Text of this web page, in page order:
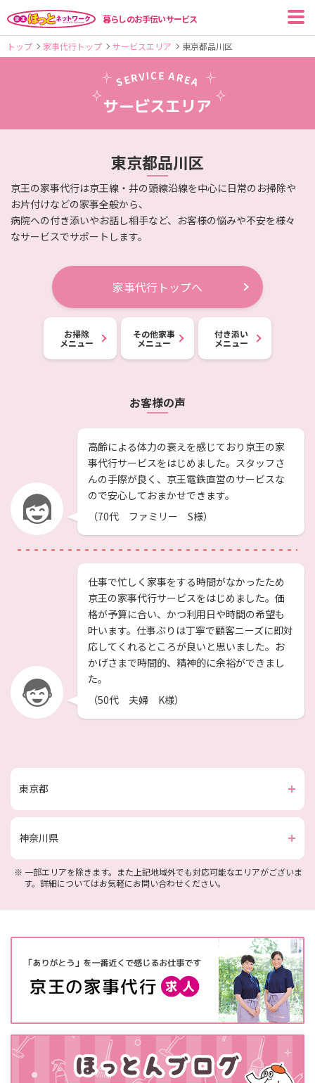
暮らしのお手伝いサービス
トップ 家事代行トップ サービスエリア 東京都品川区
SERVICE AREA
サービスエリア
東京都品川区
京王の家事代行は京王線・井の頭線沿線を中心に日常のお掃除や
お片付けなどの家事全般から、
病院への付き添いやお話し相手など、お客様の悩みや不安を様々
なサービスでサポートします。
家事代行トップへ
お掃除
メニュー
その他家事
メニュー
付き添い
メニュー
お客様の声
高齢による体力の衰えを感じており京王の家
事代行サービスをはじめました。スタッフさ
んの手際が良く、京王電鉄直営のサービスな
ので安心しておまかせできます。
（70代 ファミリー S様）
仕事で忙しく家事をする時間がなかったため
京王の家事代行サービスをはじめました。価
格が予算に合い、かつ利用日や時間の希望も
叶います。仕事ぶりは丁寧で顧客ニーズに即対
応してくれるところが良いと思いました。お
かげさまで時間的、精神的に余裕ができまし
た。
（50代 夫婦 K様）
東京都
神奈川県
※ 一部エリアを除きます。また上記地域外でも対応可能なエリアがございま
す。詳細についてはお気軽にお問い合わせください。